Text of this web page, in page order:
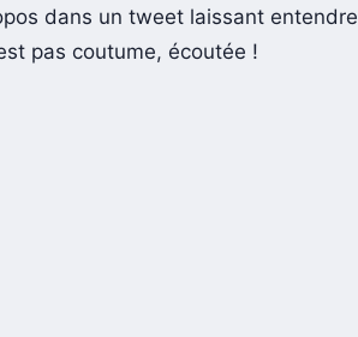
dans un tweet laissant
pas coutume, écoutée !